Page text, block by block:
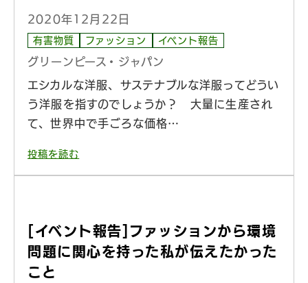
2020年12月22日
有害物質 ファッション イベント報告
グリーンピース・ジャパン
エシカルな洋服、サステナブルな洋服ってどうい
う洋服を指すのでしょうか？ 大量に生産され
て、世界中で手ごろな価格…
投稿を読む
[イベント報告]ファッションから環境
問題に関心を持った私が伝えたかった
こと